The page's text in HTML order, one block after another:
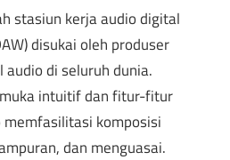
stasiun kerja audio digital
disukai oleh produser
di seluruh dunia.
intuitif dan fitur-fitur
memfasilitasi komposisi
dan menguasai.